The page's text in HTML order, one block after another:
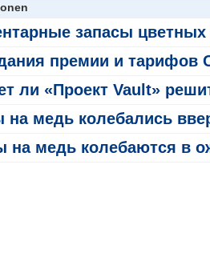
металлов LME упали по всему решению 5 августа
LME реструктурируют глобальную структуру поставок
«узкое место» в поставках критически важных минералов в
медь колебались вверх в
в ожидании макроэкономических